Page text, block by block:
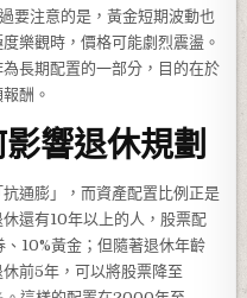
要注意的是，黃金短期波動也
樂觀時，價格可能劇烈震盪。
長期配置的一部分，目的在於
酬。
響退休規劃
通膨」，而資產配置比例正是
還有10年以上的人，股票配
10%黃金；但隨著退休年齡
前5年，可以將股票降至